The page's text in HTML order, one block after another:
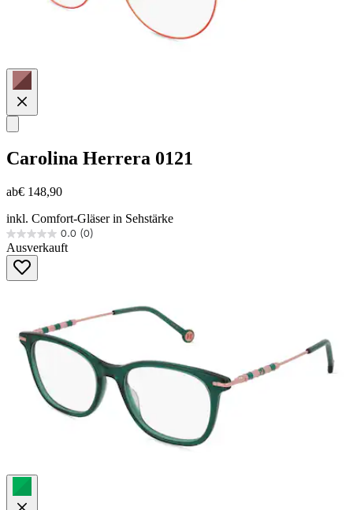
Carolina Herrera 0121
ab€ 148,90
inkl. Comfort-Gläser in Sehstärke
0.0 (0)
0.0
von
Sternen.
Ausverkauft